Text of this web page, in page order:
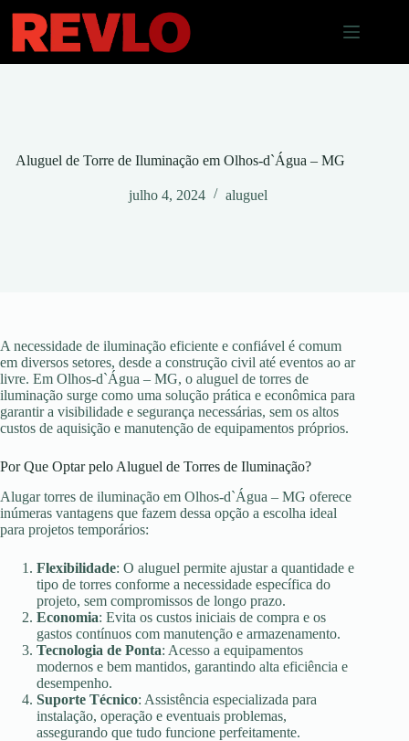
para
conteúdo
Aluguel de Torre de Iluminação em Olhos-d`Água – MG
julho 4, 2024 aluguel
A necessidade de iluminação eficiente e confiável é comum
em diversos setores, desde a construção civil até eventos ao ar
livre. Em Olhos-d`Água – MG, o aluguel de torres de
iluminação surge como uma solução prática e econômica para
garantir a visibilidade e segurança necessárias, sem os altos
custos de aquisição e manutenção de equipamentos próprios.
Por Que Optar pelo Aluguel de Torres de Iluminação?
Alugar torres de iluminação em Olhos-d`Água – MG oferece
inúmeras vantagens que fazem dessa opção a escolha ideal
para projetos temporários:
Flexibilidade: O aluguel permite ajustar a quantidade e
tipo de torres conforme a necessidade específica do
projeto, sem compromissos de longo prazo.
Economia: Evita os custos iniciais de compra e os
gastos contínuos com manutenção e armazenamento.
Tecnologia de Ponta: Acesso a equipamentos
modernos e bem mantidos, garantindo alta eficiência e
desempenho.
Suporte Técnico: Assistência especializada para
instalação, operação e eventuais problemas,
assegurando que tudo funcione perfeitamente.